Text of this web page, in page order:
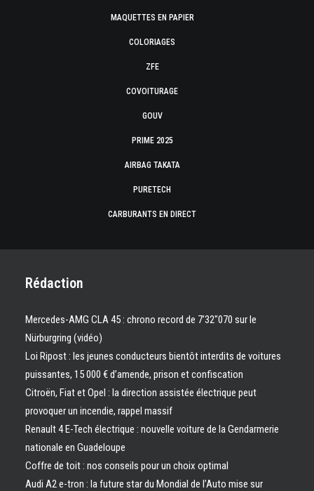
MAQUETTES EN PAPIER
COLORIAGES
ZFE
COVOITURAGE
GOUV
PRIME 2025
AIRBAG TAKATA
PURETECH
CARBURANTS EN DIRECT
Rédaction
Mercedes-AMG CLA 45 : chrono record de 7’32″070 sur le
Nürburgring (vidéo)
Loi Ripost : les jeunes conducteurs bientôt interdits de voitures
puissantes, 15 000 € d’amende, prison et confiscation
Citroën, Fiat et Opel : la direction assistée électrique peut
provoquer un incendie, rappel massif
Renault 4 E-Tech électrique : nouvelle voiture de la Gendarmerie
nationale en Guadeloupe
Coffre de toit : nos conseils pour un choix optimal
Audi A2 e-tron : la future star du Mondial de l’Auto mise sur